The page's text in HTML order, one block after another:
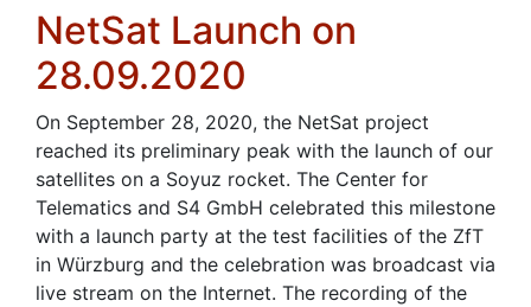
NetSat Launch on
28.09.2020
On September 28, 2020, the NetSat project
reached its preliminary peak with the launch of our
satellites on a Soyuz rocket. The Center for
Telematics and S4 GmbH celebrated this milestone
with a launch party at the test facilities of the ZfT
in Würzburg and the celebration was broadcast via
live stream on the Internet. The recording of the